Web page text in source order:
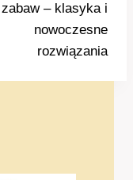
zabaw – klasyka i
nowoczesne
rozwiązania